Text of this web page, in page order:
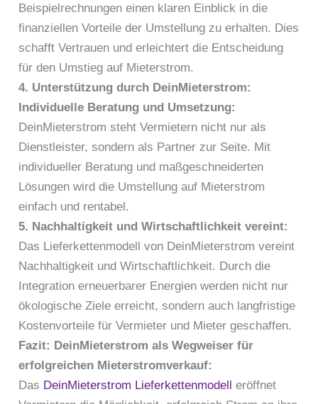
Beispielrechnungen einen klaren Einblick in die
finanziellen Vorteile der Umstellung zu erhalten. Dies
schafft Vertrauen und erleichtert die Entscheidung
für den Umstieg auf Mieterstrom.
4. Unterstützung durch DeinMieterstrom:
Individuelle Beratung und Umsetzung:
DeinMieterstrom steht Vermietern nicht nur als
Dienstleister, sondern als Partner zur Seite. Mit
individueller Beratung und maßgeschneiderten
Lösungen wird die Umstellung auf Mieterstrom
einfach und rentabel.
5. Nachhaltigkeit und Wirtschaftlichkeit vereint:
Das Lieferkettenmodell von DeinMieterstrom vereint
Nachhaltigkeit und Wirtschaftlichkeit. Durch die
Integration erneuerbarer Energien werden nicht nur
ökologische Ziele erreicht, sondern auch langfristige
Kostenvorteile für Vermieter und Mieter geschaffen.
Fazit: DeinMieterstrom als Wegweiser für
erfolgreichen Mieterstromverkauf:
Das DeinMieterstrom Lieferkettenmodell eröffnet